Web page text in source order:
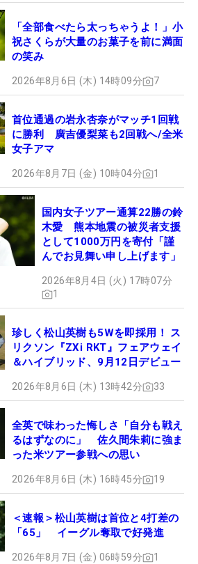
「全部食べたら太っちゃうよ！」小
祝さくらが大量のお菓子を前に満面
の笑み
2026年8月6日 (木) 14時09分 7
首位通過の岩永杏奈がマッチ1回戦
に勝利 廣吉優梨菜も2回戦へ/全米
女子アマ
2026年8月7日 (金) 10時04分 1
国内女子ツアー通算22勝の鈴
木愛 熊本地震の被災者支援
として1000万円を寄付「謹
んでお見舞い申し上げます」
2026年8月4日 (火) 17時07分
1
珍しく松山英樹も5Wを即採用！ ス
リクソン『ZXi RKT』フェアウェイ
＆ハイブリッド、9月12日デビュー
2026年8月6日 (木) 13時42分 33
全英で味わった悔しさ「自分も戦え
るはずなのに」 佐久間朱莉に強ま
った米ツアー参戦への思い
2026年8月6日 (木) 16時45分 19
＜速報＞松山英樹は首位と4打差の
「65」 イーグル奪取で好発進
2026年8月7日 (金) 06時59分 1